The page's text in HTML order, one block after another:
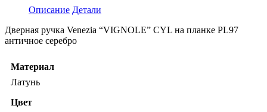
Описание Детали
Дверная ручка Venezia “VIGNOLE” CYL на планке PL97
античное серебро
Материал
Латунь
Цвет